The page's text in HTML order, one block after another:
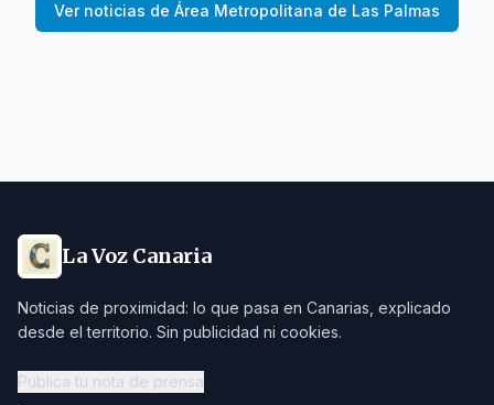
Ver noticias de Área Metropolitana de Las Palmas
La Voz Canaria
Noticias de proximidad: lo que pasa en Canarias, explicado
desde el territorio. Sin publicidad ni cookies.
Publica tu nota de prensa